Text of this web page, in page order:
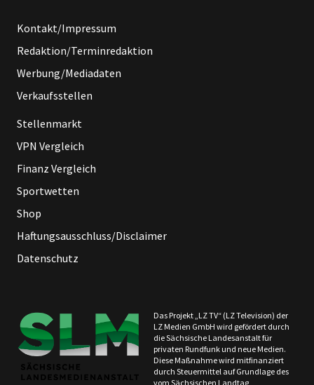
Kontakt/Impressum
Redaktion/Terminredaktion
Werbung/Mediadaten
Verkaufsstellen
Stellenmarkt
VPN Vergleich
Finanz Vergleich
Sportwetten
Shop
Haftungsausschluss/Disclaimer
Datenschutz
Das Projekt „LZ TV“ (LZ Television) der
LZ Medien GmbH wird gefördert durch
die Sächsische Landesanstalt für
privaten Rundfunk und neue Medien.
Diese Maßnahme wird mitfinanziert
durch Steuermittel auf Grundlage des
vom Sächsischen Landtag